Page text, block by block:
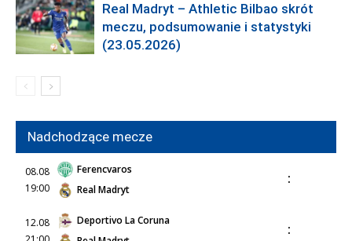
Real Madryt – Athletic Bilbao skrót
meczu, podsumowanie i statystyki
(23.05.2026)
Nadchodzące mecze
08.08
19:00
Ferencvaros
Real Madryt
:
12.08
Deportivo La Coruna
: